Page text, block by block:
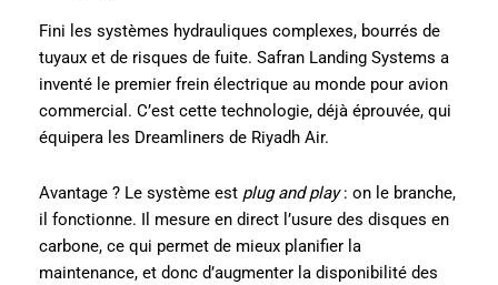
Fini les systèmes hydrauliques complexes, bourrés de
tuyaux et de risques de fuite. Safran Landing Systems a
inventé le premier frein électrique au monde pour avion
commercial. C’est cette technologie, déjà éprouvée, qui
équipera les Dreamliners de Riyadh Air.
Avantage ? Le système est plug and play: on le branche,
il fonctionne. Il mesure en direct l’usure des disques en
carbone, ce qui permet de mieux planifier la
maintenance, et donc d’augmenter la disponibilité des